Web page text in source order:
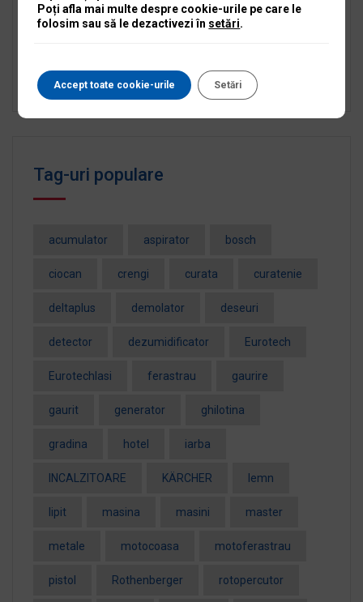
Angajăm Manager Service Scule și Utilaje Iași
Tag-uri populare
acumulator aspirator bosch
ciocan crengi curata curatenie
deltaplus demolator deseuri
detector dezumidificator Eurotech
EurotechIasi ferastrau gaurire
gaurit generator ghilotina
gradina hotel iarba
INCALZITOARE KÄRCHER lemn
lipit masina masini master
metale motocoasa motoferastrau
pistol Rothenberger rotopercutor
Poți afla mai multe despre cookie-urile pe care le
folosim sau să le dezactivezi în setări.
Accept toate cookie-urile Setări